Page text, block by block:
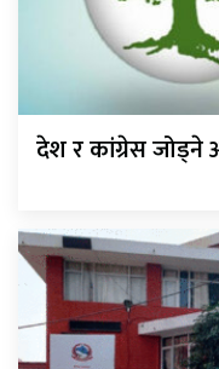
देश र कांग्रेस जोड्ने